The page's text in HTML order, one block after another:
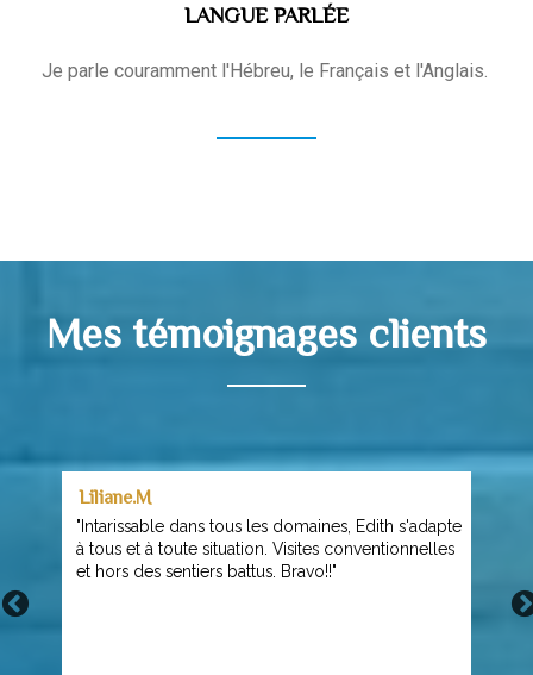
LANGUE PARLÉE
Je parle couramment l'Hébreu, le Français et l'Anglais.
Mes témoignages clients
Liliane.M
"Intarissable dans tous les domaines, Edith s'adapte